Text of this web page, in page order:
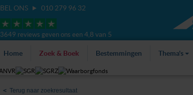
BEL ONS 010 279 96 32
3649 reviews geven ons een 4,8 van 5
Home Zoek & Boek Bestemmingen Thema's
<Terug naar zoekresultaat